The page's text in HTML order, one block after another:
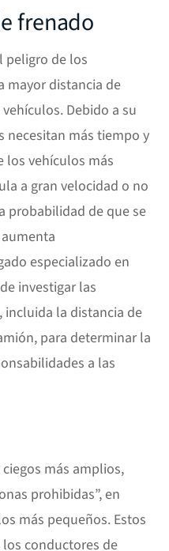
frenado
peligro de los
mayor distancia de
Debido a su
necesitan más tiempo y
los vehículos más
a gran velocidad o no
probabilidad de que se
especializado en
investigar las
incluida la distancia de
para determinar la
a las
más amplios,
prohibidas”, en
más pequeños. Estos
conductores de